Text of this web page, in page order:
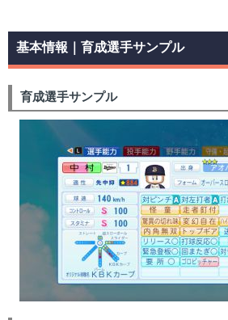
基本情報｜育成選手サンプル
育成選手サンプル